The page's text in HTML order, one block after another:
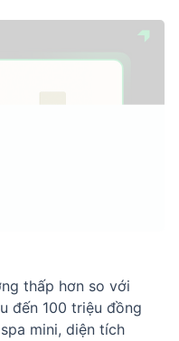
thấp hơn so với
đến 100 triệu đồng
mini, diện tích